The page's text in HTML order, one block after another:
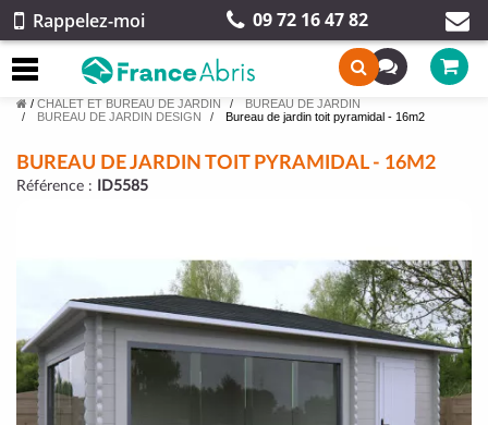
Rappelez-moi 09 72 16 47 82
/ CHALET ET BUREAU DE JARDIN
BUREAU DE JARDIN
BUREAU DE JARDIN DESIGN
Bureau de jardin toit pyramidal - 16m2
BUREAU DE JARDIN TOIT PYRAMIDAL - 16M2
Référence : ID5585